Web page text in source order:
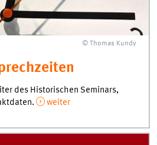
© Thomas Kundy
des Historischen Seminars,
weiter